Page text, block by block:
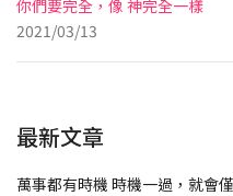
你們要完全，像 神完全一樣
2021/03/13
最新文章
萬事都有時機 時機一過，就會